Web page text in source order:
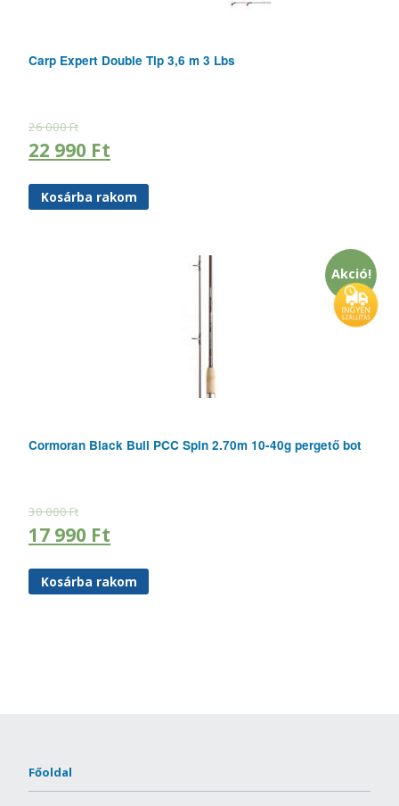
Carp Expert Double Tip 3,6 m 3 Lbs
26 000Ft
22 990 Ft
Kosárba rakom
Akció!
Cormoran Black Bull PCC Spin 2.70m 10-40g pergető bot
30 000Ft
17 990 Ft
Kosárba rakom
Főoldal